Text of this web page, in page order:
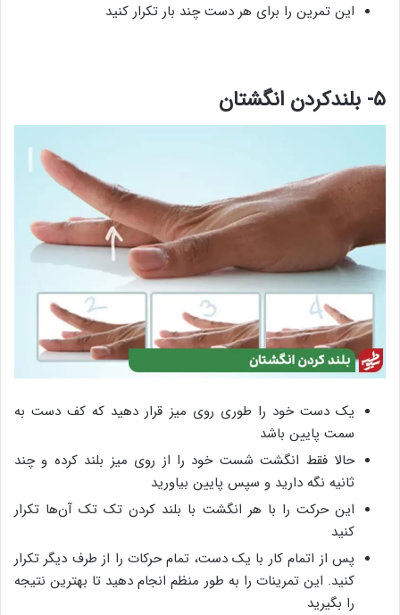
این تمرین را برای هر دست چند بار تکرار کنید
۵- بلندکردن انگشتان
یک دست خود را طوری روی میز قرار دهید که کف دست به
سمت پایین باشد
حالا فقط انگشت شست خود را از روی میز بلند کرده و چند
ثانیه نگه دارید و سپس پایین بیاورید
این حرکت را با هر انگشت با بلند کردن تک تک آن‌ها تکرار
کنید
پس از اتمام کار با یک دست، تمام حرکات را از طرف دیگر تکرار
کنید. این تمرینات را به طور منظم انجام دهید تا بهترین نتیجه
را بگیرید